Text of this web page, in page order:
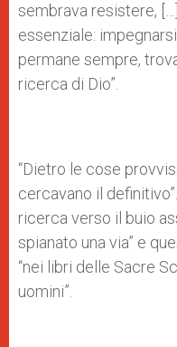
sembrava resistere,
essenziale:
permane sempre,
ricerca di Dio”.
“Dietro le cose
cercavano il
ricerca verso il buio
spianato una via” e
“nei libri delle Sacre
uomini”.